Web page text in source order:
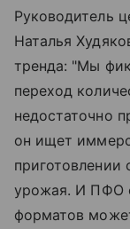
Руководитель
Наталья
тренда: "Мы
переход
недостаточно
он ищет
урожая. И ПФО
форматов